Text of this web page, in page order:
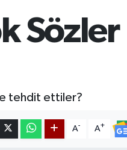
Sözler
tehdit ettiler?
A- A+